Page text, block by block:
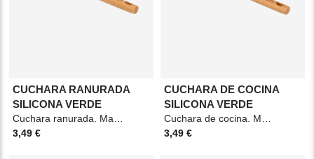
CUCHARA RANURADA
SILICONA VERDE
3,49 €
CUCHARA DE COCINA
SILICONA VERDE
3,49 €